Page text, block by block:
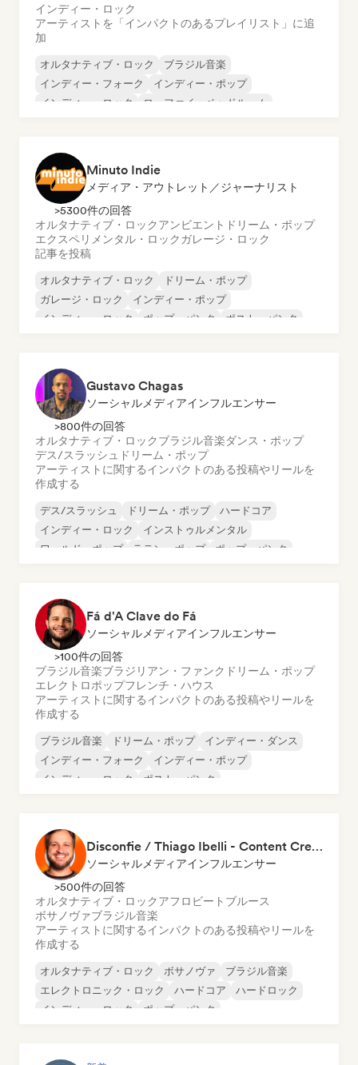
インディー・ロック
アーティストを「インパクトのあるプレイリスト」に追
加
オルタナティブ・ロック
ブラジル音楽
インディー・フォーク
インディー・ポップ
インディー・ロック
ローファイ・ベッドルーム
Minuto Indie
メディア・アウトレット／ジャーナリスト
>5300件の回答
オルタナティブ・ロックアンビエント ドリーム・ポップ
エクスペリメンタル・ロックガレージ・ロック
記事を投稿
オルタナティブ・ロック
ドリーム・ポップ
ガレージ・ロック
インディー・ポップ
インディー・ロック
ポップ・パンク
ポスト・パンク
Gustavo Chagas
ソーシャルメディアインフルエンサー
>800件の回答
オルタナティブ・ロックブラジル音楽ダンス・ポップ
デス/スラッシュ ドリーム・ポップ
アーティストに関するインパクトのある投稿やリールを
作成する
デス/スラッシュ ドリーム・ポップ
ハードコア
インディー・ロック
インストゥルメンタル
ワールド・ポップ
ラテン・ポップ ポップ・パンク
Fá d'A Clave do Fá
ソーシャルメディアインフルエンサー
>100件の回答
ブラジル音楽ブラジリアン・ファンク ドリーム・ポップ
エレクトロポップフレンチ・ハウス
アーティストに関するインパクトのある投稿やリールを
作成する
ブラジル音楽 ドリーム・ポップ
インディー・ダンス
インディー・フォーク
インディー・ポップ
インディー・ロック
ポスト・パンク
Disconfie / Thiago Ibelli - Content Creator
ソーシャルメディアインフルエンサー
>500件の回答
オルタナティブ・ロックアフロビート ブルース
ボサノヴァブラジル音楽
アーティストに関するインパクトのある投稿やリールを
作成する
オルタナティブ・ロック ボサノヴァ
ブラジル音楽
エレクトロニック・ロック
ハードコア
ハードロック
インディー・ロック
ポップ・パンク